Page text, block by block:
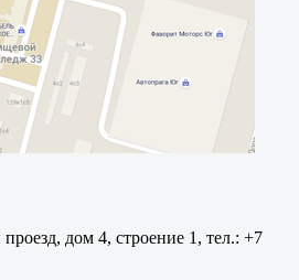
дом 4, строение 1, тел.: +7